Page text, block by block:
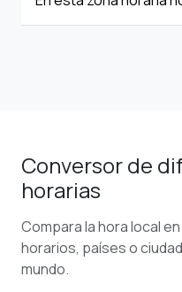
Conversor de
horarias
Compara la hora local
horarios, países o
mundo.